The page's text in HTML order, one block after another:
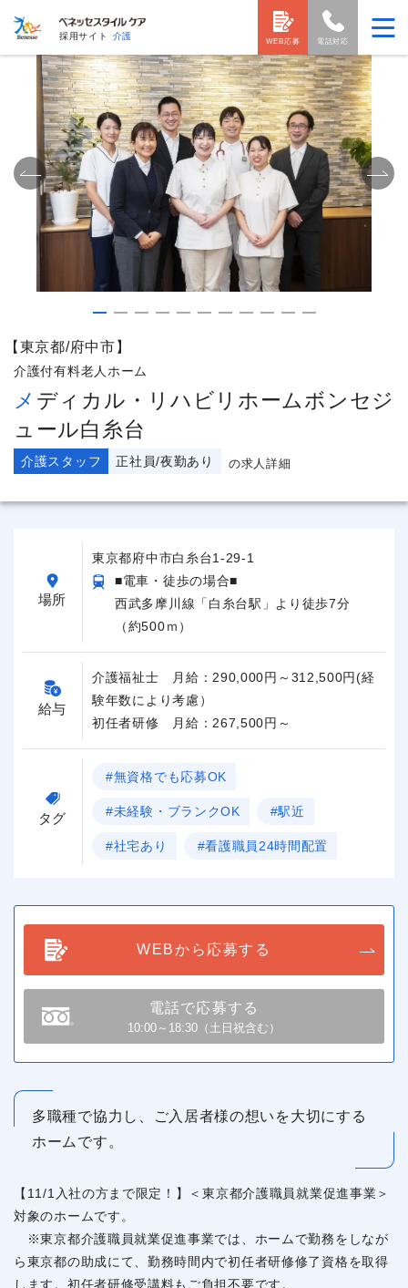
採用サイト 介護
電話対応
WEB応募
【東京都/府中市】
介護付有料老人ホーム
メディカル・リハビリホームボンセジ
ュール白糸台
介護スタッフ 正社員/夜勤あり の求人詳細
場所
東京都府中市白糸台1-29-1
■電車・徒歩の場合■
西武多摩川線「白糸台駅」より徒歩7分
（約500ｍ）
給与
介護福祉士 月給：290,000円～312,500円(経
験年数により考慮）
初任者研修 月給：267,500円～
タグ
#無資格でも応募OK
#未経験・ブランクOK #駅近
#社宅あり #看護職員24時間配置
WEBから応募する
電話で応募する
10:00～18:30（土日祝含む）
多職種で協力し、ご入居者様の想いを大切にする
ホームです。
【11/1入社の方まで限定！】＜東京都介護職員就業促進事業＞
対象のホームです。
※東京都介護職員就業促進事業では、ホームで勤務をしなが
ら東京都の助成にて、勤務時間内で初任者研修修了資格を取得
します。初任者研修受講料もご負担不要です。